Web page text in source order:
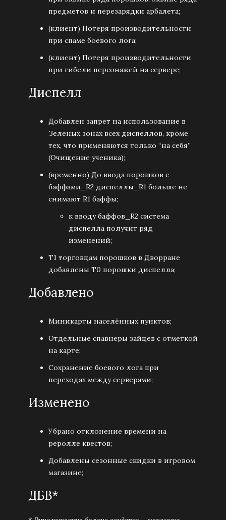
предметов и перезарядки арбалета;
(клиент) Потеря производительности
при спаме боевого лога;
(клиент) Потеря производительности
при гибели персонажей на сервере;
Диспелл
Добавлен запрет на использование в
Зеленых зонах всех диспеллов, кроме
тех, что применяются только “на себя”
(Очищение ученика);
(временно) До ввода порошков с
баффами_R2 диспеллы_R1 больше не
снимают R1 баффы;
к вводу баффов_R2 система
диспелла получит ряд
изменений;
Т1 торговцам порошков в Дворране
добавлены T0 порошки диспелла;
Добавлено
Миникарты населённых пунктов;
Отдельные спавнеры зайцев с отметкой
на карте;
Сохранение боевого лога при
переходах между серверами;
Изменено
Убрано отклонение времени на
реролле квестов;
Добавлены сезонные скидки в игровом
магазине;
ДБВ*